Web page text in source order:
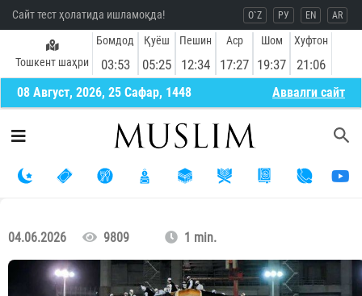
Сайт тест ҳолатида ишламоқда! O`Z РУ EN AR
Тошкент шаҳри
Бомдод
03:53
Қуёш
05:25
Пешин
12:34
Аср
17:27
Шом
19:37
Хуфтон
21:06
08 Август, 2026, 25 Сафар, 1448 Aввалги сайт
04.06.2026 9809 1 min.